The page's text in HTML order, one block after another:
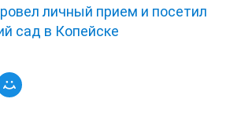
личный прием и посетил
сад в Копейске